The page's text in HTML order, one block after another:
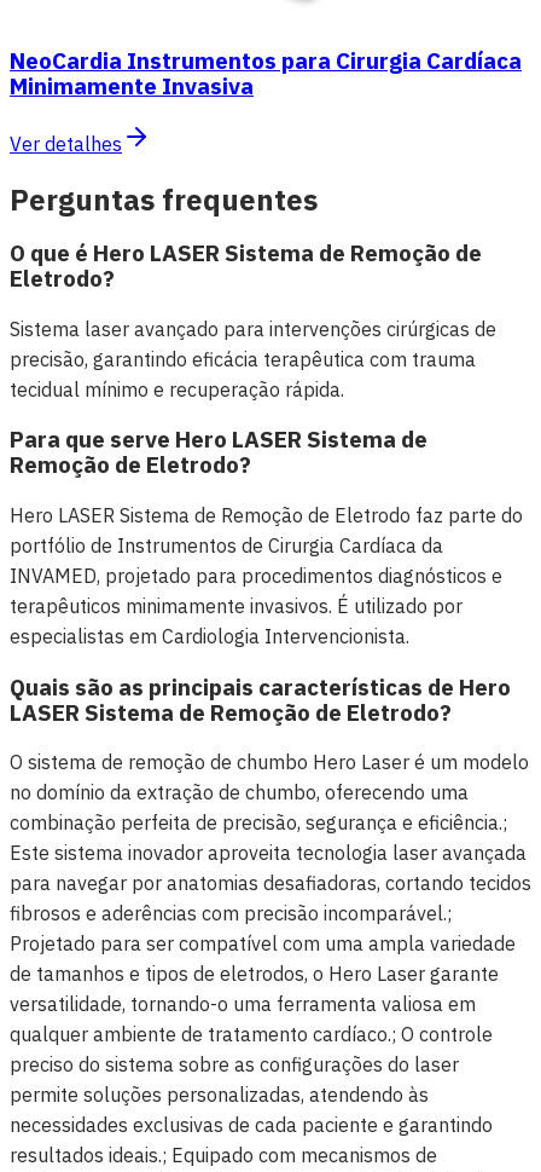
NeoCardia Instrumentos para Cirurgia Cardíaca
Minimamente Invasiva
Ver detalhes
Perguntas frequentes
O que é Hero LASER Sistema de Remoção de
Eletrodo?
Sistema laser avançado para intervenções cirúrgicas de
precisão, garantindo eficácia terapêutica com trauma
tecidual mínimo e recuperação rápida.
Para que serve Hero LASER Sistema de
Remoção de Eletrodo?
Hero LASER Sistema de Remoção de Eletrodo faz parte do
portfólio de Instrumentos de Cirurgia Cardíaca da
INVAMED, projetado para procedimentos diagnósticos e
terapêuticos minimamente invasivos. É utilizado por
especialistas em Cardiologia Intervencionista.
Quais são as principais características de Hero
LASER Sistema de Remoção de Eletrodo?
O sistema de remoção de chumbo Hero Laser é um modelo
no domínio da extração de chumbo, oferecendo uma
combinação perfeita de precisão, segurança e eficiência.;
Este sistema inovador aproveita tecnologia laser avançada
para navegar por anatomias desafiadoras, cortando tecidos
fibrosos e aderências com precisão incomparável.;
Projetado para ser compatível com uma ampla variedade
de tamanhos e tipos de eletrodos, o Hero Laser garante
versatilidade, tornando-o uma ferramenta valiosa em
qualquer ambiente de tratamento cardíaco.; O controle
preciso do sistema sobre as configurações do laser
permite soluções personalizadas, atendendo às
necessidades exclusivas de cada paciente e garantindo
resultados ideais.; Equipado com mecanismos de